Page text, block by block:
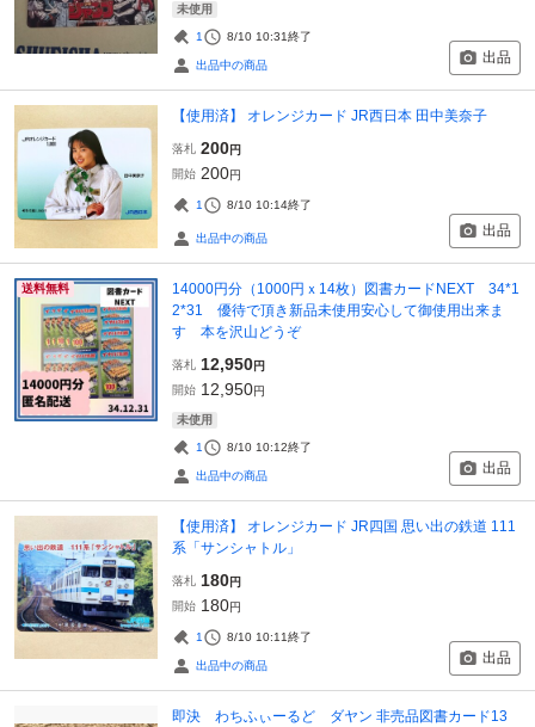
未使用
1 8/10 10:31終了
出品中の商品 出品
【使用済】 オレンジカード JR西日本 田中美奈子
落札 200円
開始 200円
1 8/10 10:14終了
出品中の商品 出品
送料無料
14000円分（1000円ｘ14枚）図書カードNEXT 34*1
2*31 優待で頂き新品未使用安心して御使用出来ま
す 本を沢山どうぞ
落札 12,950円
開始 12,950円
未使用
1 8/10 10:12終了
出品中の商品 出品
【使用済】 オレンジカード JR四国 思い出の鉄道 111
系「サンシャトル」
落札 180円
開始 180円
1 8/10 10:11終了
出品中の商品 出品
即決 わちふぃーるど ダヤン 非売品図書カード13